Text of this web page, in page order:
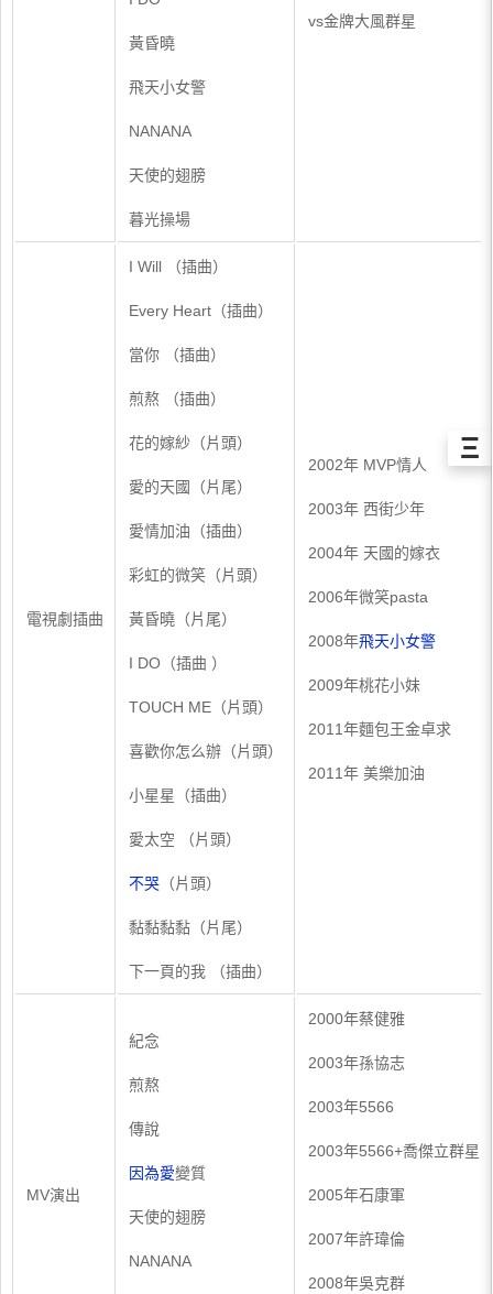
黃昏曉
飛天小女警
NANANA
天使的翅膀
暮光操場
vs金牌大風群星
電視劇插曲
I Will （插曲）
Every Heart（插曲）
當你 （插曲）
煎熬 （插曲）
花的嫁紗（片頭）
愛的天國（片尾）
愛情加油（插曲）
彩虹的微笑（片頭）
黃昏曉（片尾）
I DO（插曲 ）
TOUCH ME（片頭）
喜歡你怎么辦（片頭）
小星星（插曲）
愛太空 （片頭）
不哭 （片頭）
黏黏黏黏（片尾）
下一頁的我 （插曲）
2002年 MVP情人
2003年 西街少年
2004年 天國的嫁衣
2006年微笑pasta
2008年飛天小女警
2009年桃花小妹
2011年麵包王金卓求
2011年 美樂加油
MV演出
紀念
煎熬
傳說
因為愛變質
天使的翅膀
NANANA
2000年蔡健雅
2003年孫協志
2003年5566
2003年5566+喬傑立群星
2005年石康軍
2007年許瑋倫
2008年吳克群
Ξ